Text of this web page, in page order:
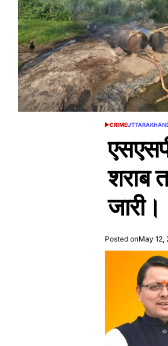
POSTED
CRIME
शराब
जारी।
Posted onMay 12,